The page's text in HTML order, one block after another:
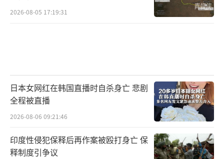
2026-08-05 17:19:31
日本女网红在韩国直播时自杀身亡 悲剧
全程被直播
2026-08-06 09:21:46
印度性侵犯保释后再作案被殴打身亡 保
释制度引争议